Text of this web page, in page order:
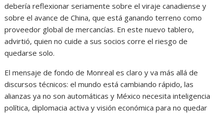
debería reflexionar seriamente sobre el viraje canadiense y
sobre el avance de China, que está ganando terreno como
proveedor global de mercancías. En este nuevo tablero,
advirtió, quien no cuide a sus socios corre el riesgo de
quedarse solo.
El mensaje de fondo de Monreal es claro y va más allá de
discursos técnicos: el mundo está cambiando rápido, las
alianzas ya no son automáticas y México necesita inteligencia
política, diplomacia activa y visión económica para no quedar